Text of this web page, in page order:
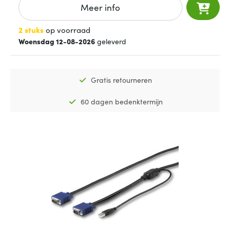
Meer info
2 stuksop voorraad
Woensdag 12-08-2026 geleverd
Gratis retourneren
60 dagen bedenktermijn